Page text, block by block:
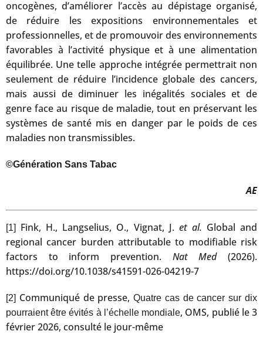
oncogènes, d’améliorer l’accès au dépistage organisé,
de réduire les expositions environnementales et
professionnelles, et de promouvoir des environnements
favorables à l’activité physique et à une alimentation
équilibrée. Une telle approche intégrée permettrait non
seulement de réduire l’incidence globale des cancers,
mais aussi de diminuer les inégalités sociales et de
genre face au risque de maladie, tout en préservant les
systèmes de santé mis en danger par le poids de ces
maladies non transmissibles.
©Génération Sans Tabac
AE
[1] Fink, H., Langselius, O., Vignat, J. et al. Global and
regional cancer burden attributable to modifiable risk
factors to inform prevention. Nat Med(2026).
https://doi.org/10.1038/s41591-026-04219-7
[2] Communiqué de presse,Quatre cas de cancer sur dix
pourraient être évités à l’échelle mondiale, OMS, publié le 3
février 2026, consulté le jour-même